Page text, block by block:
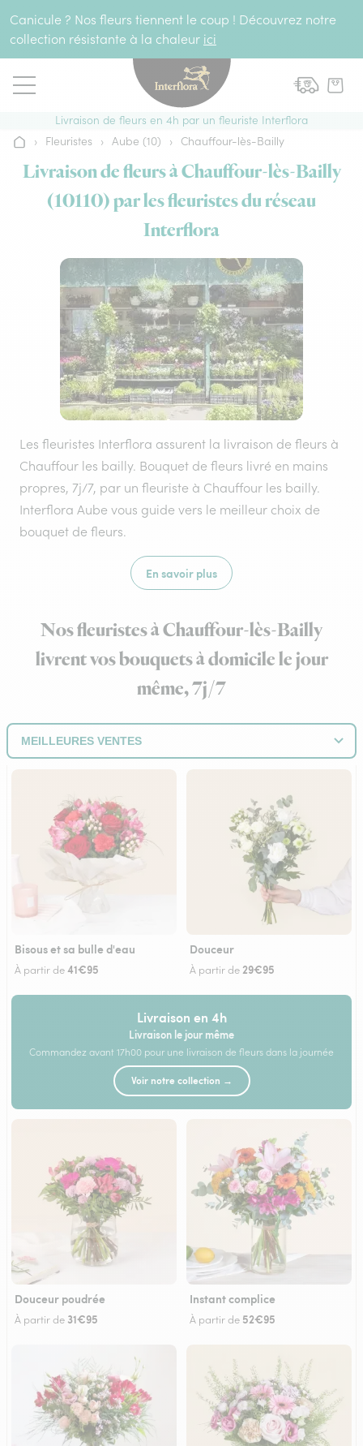
Canicule ? Nos fleurs tiennent le coup ! Découvrez notre
collection résistante à la chaleur ici
Livraison de fleurs en 4h par un fleuriste Interflora
Accueil
› Fleuristes › Aube (10) › Chauffour-lès-Bailly
Livraison de fleurs à Chauffour-lès-Bailly
(10110) par les fleuristes du réseau
Interflora
Les fleuristes Interflora assurent la livraison de fleurs à
Chauffour les bailly. Bouquet de fleurs livré en mains
propres, 7j/7, par un fleuriste à Chauffour les bailly.
Interflora Aube vous guide vers le meilleur choix de
bouquet de fleurs.
En savoir plus
Nos fleuristes à Chauffour-lès-Bailly
livrent vos bouquets à domicile le jour
même, 7j/7
Bisous et sa bulle d'eau
À partir de41€95
Douceur
À partir de 29€95
Livraison en 4h
Livraison le jour même
Commandez avant 17h00 pour une livraison de fleurs dans la journée
Voir notre collection →
Douceur poudrée
À partir de 31€95
Instant complice
À partir de 52€95